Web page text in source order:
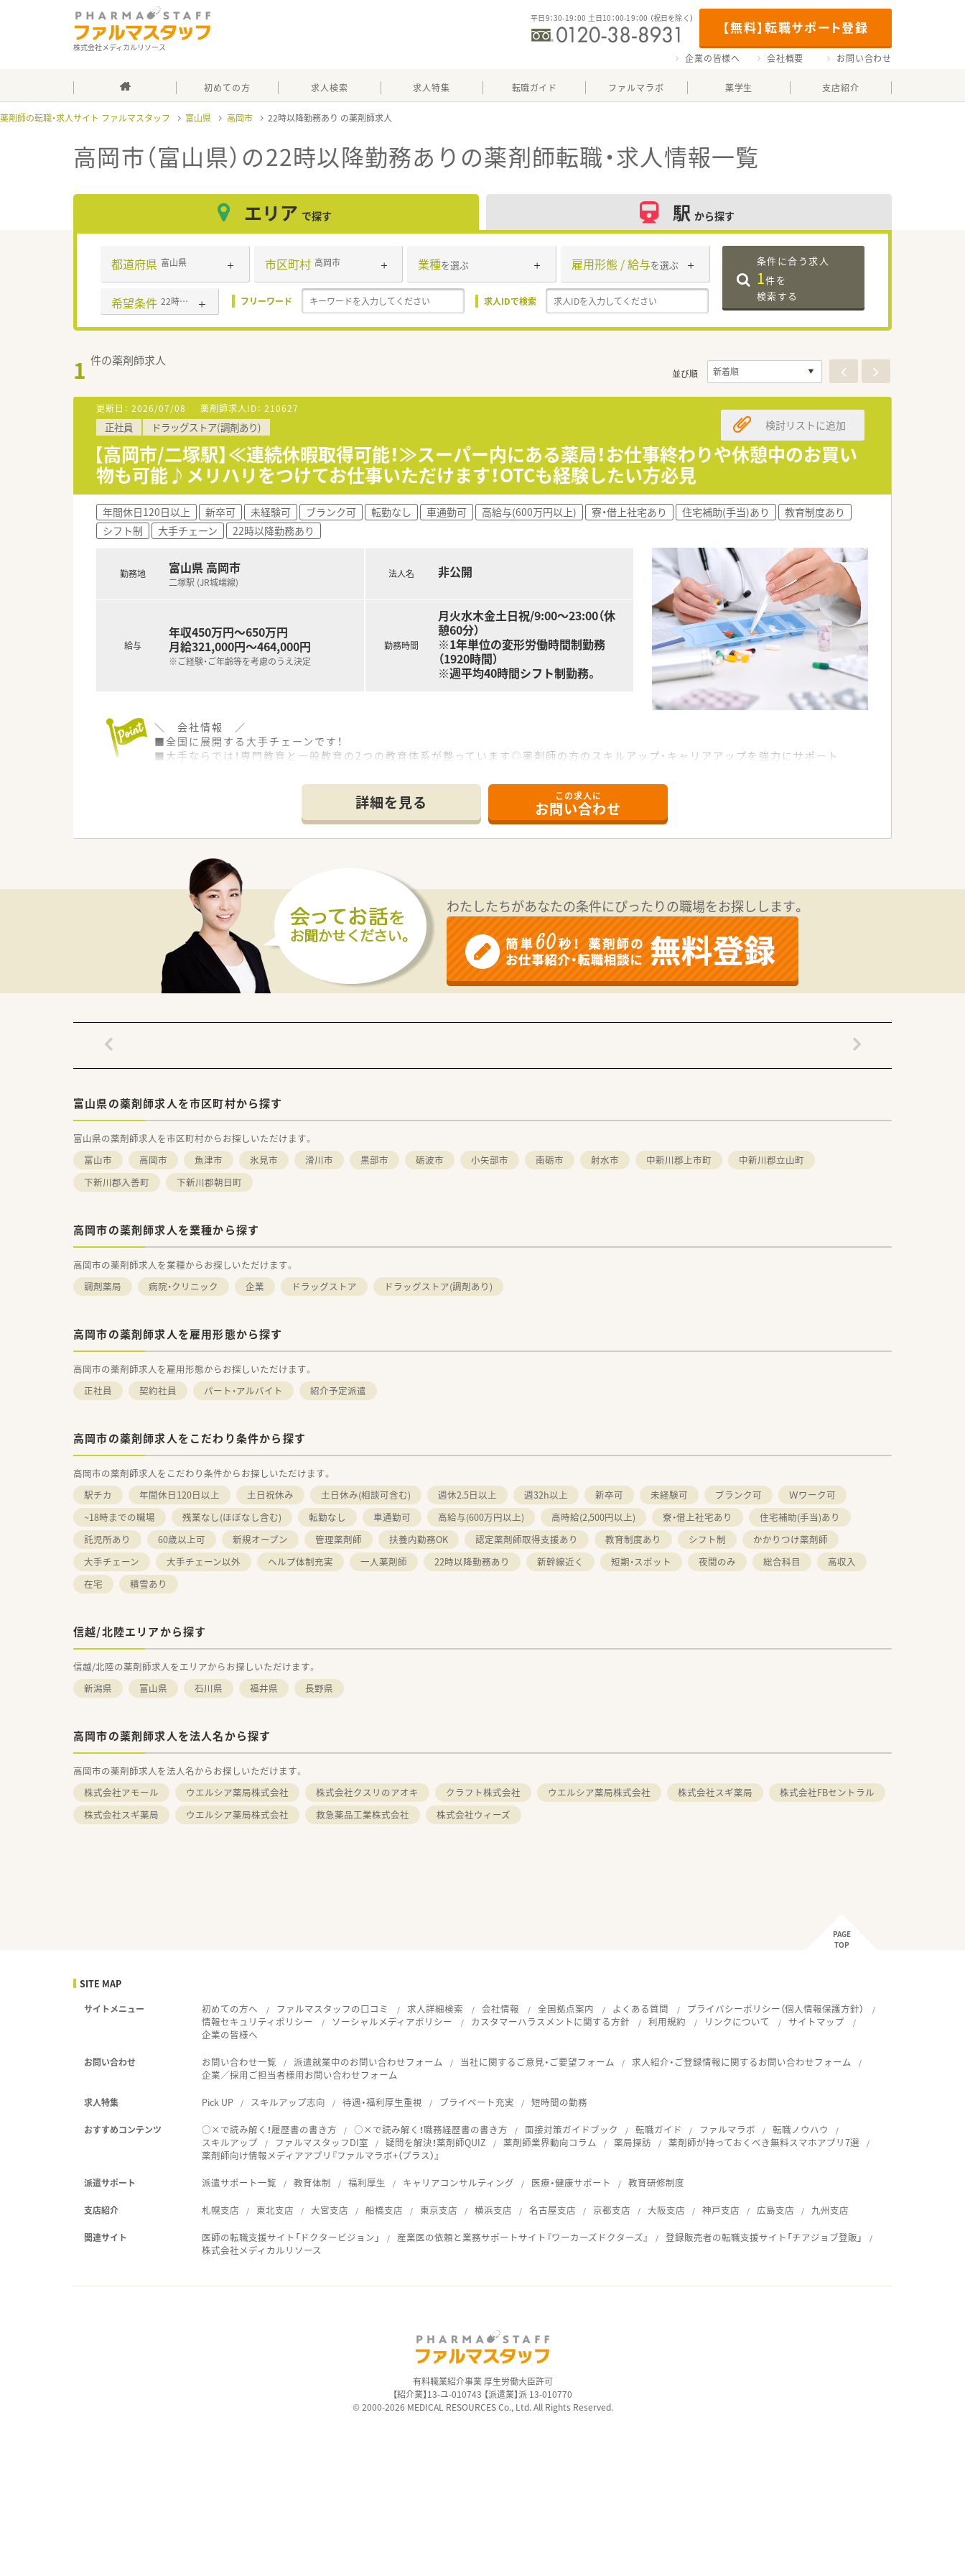
株式会社メディカルリソース
【無料】転職サポート登録
平日9：30-19：00 土日10：00-19：00 （祝日を除く）
企業の皆様へ 会社概要 お問い合わせ
初めての方 求人検索 求人特集 転職ガイド ファルマラボ 薬学生 支店紹介
薬剤師の転職・求人サイト ファルマスタッフ 富山県 高岡市 22時以降勤務あり
高岡市（富山県）の22時以降勤務あり の薬剤師転職・求人情報一覧
エリア で探す 駅 から探す
都道府県 富山県 市区町村 高岡市 業種を選ぶ 雇用形態 / 給与を選ぶ
希望条件 22時以降勤務あり フリーワード 求人IDで検索
条件に合う求人
1件を
検索する
1 件の薬剤師求人
並び順
更新日： 2026/07/08 薬剤師求人ID： 210627
正社員 ドラッグストア(調剤あり)
【高岡市/二塚駅】≪連続休暇取得可能！≫スーパー内にある薬局！お仕事終わりや休憩中のお買い
物も可能♪メリハリをつけてお仕事いただけます！OTCも経験したい方必見
検討リストに追加
年間休日120日以上 新卒可 未経験可 ブランク可 転勤なし 車通勤可 高給与(600万円以上) 寮・借上社宅あり 住宅補助(手当)あり
教育制度あり
シフト制
大手チェーン 22時以降勤務あり
勤務地 富山県 高岡市
二塚駅 (JR城端線)
給与
年収450万円～650万円
月給321,000円～464,000円
※ご経験・ご年齢等を考慮のうえ決定
法人名 非公開
勤務時間
月火水木金土日祝/9:00～23:00（休
憩60分）
※1年単位の変形労働時間制勤務
（1920時間）
※週平均40時間シフト制勤務。
＼ 会社情報 ／
■全国に展開する大手チェーンです！
■大手ならでは！専門教育と一般教育の2つの教育体系が整っています◎薬剤師の方のスキルアップ・キャリアアップを強力にサポート
■薬剤師としてのスキルを活かし、将来的にはマネジメントやバイヤー業務などさまざまなフィールドにチャレンジしていただけます！
■「薬のスペシャリスト」としてお客さまにアドバイスしていただくお仕事です◎
■ご自身のご希望に合わせ、全国転勤ありや、地域限定社員など選べます。
＼ オススメポイント ／
■OTC販売にも携わることが可能です◎実務経験がない方も、しっかりとした教育制度がありますので、安心して勤務いただけます！
■大手企業で経営も安定しています◎安定した先で長くご勤務いただけます♪
■多種多様な処方せんを応需しているため、扱う薬の種類や対応する医療機関は多岐に渡り、幅広い知識・スキルを磨くことができます！
詳細を見る この求人に
お問い合わせ
わたしたちがあなたの条件にぴったりの職場をお探しします。
富山県の薬剤師求人を市区町村から探す
富山県の薬剤師求人を市区町村からお探しいただけます。
富山市
高岡市 魚津市 氷見市 滑川市 黒部市 砺波市 小矢部市 南砺市 射水市 中新川郡上市町
中新川郡立山町
下新川郡入善町
下新川郡朝日町
高岡市の薬剤師求人を業種から探す
高岡市の薬剤師求人を業種からお探しいただけます。
調剤薬局
病院・クリニック 企業 ドラッグストア ドラッグストア(調剤あり)
高岡市の薬剤師求人を雇用形態から探す
高岡市の薬剤師求人を雇用形態からお探しいただけます。
正社員
契約社員 パート・アルバイト 紹介予定派遣
高岡市の薬剤師求人をこだわり条件から探す
高岡市の薬剤師求人をこだわり条件からお探しいただけます。
駅チカ
年間休日120日以上 土日祝休み 土日休み(相談可含む) 週休2.5日以上 週32h以上 新卒可 未経験可 ブランク可
Ｗワーク可
~18時までの職場
残業なし(ほぼなし含む) 転勤なし 車通勤可 高給与(600万円以上) 高時給(2,500円以上) 寮・借上社宅あり
住宅補助(手当)あり
託児所あり
60歳以上可 新規オープン 管理薬剤師 扶養内勤務OK 認定薬剤師取得支援あり 教育制度あり シフト制
かかりつけ薬剤師
大手チェーン
大手チェーン以外 ヘルプ体制充実 一人薬剤師 22時以降勤務あり 新幹線近く 短期・スポット 夜間のみ 総合科目
高収入
在宅
積雪あり
信越/北陸エリアから探す
信越/北陸の薬剤師求人をエリアからお探しいただけます。
新潟県
富山県 石川県 福井県 長野県
高岡市の薬剤師求人を法人名から探す
高岡市の薬剤師求人を法人名からお探しいただけます。
株式会社アモール
ウエルシア薬局株式会社 株式会社クスリのアオキ クラフト株式会社 ウエルシア薬局株式会社 株式会社スギ薬局
株式会社FBセントラル
株式会社スギ薬局
ウエルシア薬局株式会社 救急薬品工業株式会社 株式会社ウィーズ
PAGE
TOP
SITE MAP
サイトメニュー 初めての方へ ファルマスタッフの口コミ 求人詳細検索 会社情報 全国拠点案内 よくある質問
プライバシーポリシー（個人情報保護方針）
情報セキュリティポリシー
ソーシャルメディアポリシー カスタマーハラスメントに関する方針 利用規約 リンクについて
サイトマップ
企業の皆様へ
お問い合わせ お問い合わせ一覧 派遣就業中のお問い合わせフォーム 当社に関するご意見・ご要望フォーム
求人紹介・ご登録情報に関するお問い合わせフォーム
企業／採用ご担当者様用お問い合わせフォーム
求人特集 Pick UP スキルアップ志向 待遇・福利厚生重視 プライベート充実 短時間の勤務
おすすめコンテンツ ○×で読み解く！履歴書の書き方 ○×で読み解く！職務経歴書の書き方 面接対策ガイドブック 転職ガイド ファルマラボ
転職ノウハウ
スキルアップ
ファルマスタッフDI室 疑問を解決！薬剤師QUIZ 薬剤師業界動向コラム 薬局探訪
薬剤師が持っておくべき無料スマホアプリ7選
薬剤師向け情報メディアアプリ『ファルマラボ+（プラス）』
派遣サポート 派遣サポート一覧 教育体制 福利厚生 キャリアコンサルティング 医療・健康サポート 教育研修制度
支店紹介 札幌支店 東北支店 大宮支店 船橋支店 東京支店 横浜支店 名古屋支店 京都支店 大阪支店 神戸支店 広島支店 九州支店
関連サイト 医師の転職支援サイト「ドクタービジョン」 産業医の依頼と業務サポートサイト『ワーカーズドクターズ』
登録販売者の転職支援サイト「チアジョブ登販」
株式会社メディカルリソース
有料職業紹介事業 厚生労働大臣許可
【紹介業】13-ユ-010743 【派遣業】派 13-010770
© 2000-2026 MEDICAL RESOURCES Co., Ltd. All Rights Reserved.